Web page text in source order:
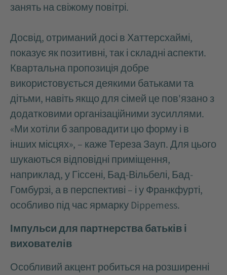
занять на свіжому повітрі.
Досвід, отриманий досі в Хаттерсхаймі,
показує як позитивні, так і складні аспекти.
Квартальна пропозиція добре
використовується деякими батьками та
дітьми, навіть якщо для сімей це пов'язано з
додатковими організаційними зусиллями.
«Ми хотіли б запровадити цю форму і в
інших місцях», – каже Тереза Зауп. Для цього
шукаються відповідні приміщення,
наприклад, у Гіссені, Бад-Вільбелі, Бад-
Гомбурзі, а в перспективі – і у Франкфурті,
особливо під час ярмарку Dippemess.
Імпульси для партнерства батьків і
вихователів
Особливий акцент робиться на розширенні